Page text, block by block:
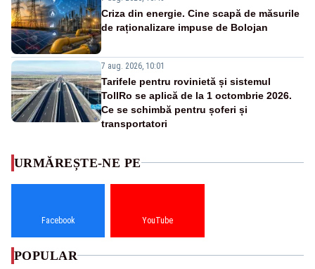
Criza din energie. Cine scapă de măsurile
de raționalizare impuse de Bolojan
7 aug. 2026, 10:01
Tarifele pentru rovinietă și sistemul
TollRo se aplică de la 1 octombrie 2026.
Ce se schimbă pentru șoferi și
transportatori
URMĂREȘTE-NE PE
Facebook YouTube
POPULAR